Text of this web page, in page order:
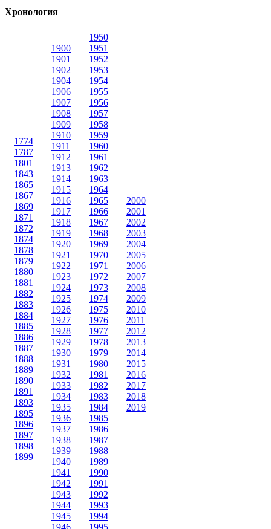
Хронология
1774
1787
1801
1843
1865
1867
1869
1871
1872
1874
1878
1879
1880
1881
1882
1883
1884
1885
1886
1887
1888
1889
1890
1891
1893
1895
1896
1897
1898
1899
1900
1901
1902
1904
1906
1907
1908
1909
1910
1911
1912
1913
1914
1915
1916
1917
1918
1919
1920
1921
1922
1923
1924
1925
1926
1927
1928
1929
1930
1931
1932
1933
1934
1935
1936
1937
1938
1939
1940
1941
1942
1943
1944
1945
1946
1950
1951
1952
1953
1954
1955
1956
1957
1958
1959
1960
1961
1962
1963
1964
1965
1966
1967
1968
1969
1970
1971
1972
1973
1974
1975
1976
1977
1978
1979
1980
1981
1982
1983
1984
1985
1986
1987
1988
1989
1990
1991
1992
1993
1994
1995
2000
2001
2002
2003
2004
2005
2006
2007
2008
2009
2010
2011
2012
2013
2014
2015
2016
2017
2018
2019